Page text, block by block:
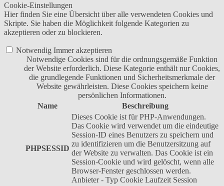
Cookie-Einstellungen
Hier finden Sie eine Übersicht über alle verwendeten Cookies und
Skripte. Sie haben die Möglichkeit folgende Kategorien zu
akzeptieren oder zu blockieren.
Notwendig Immer akzeptieren
Notwendige Cookies sind für die ordnungsgemäße Funktion
der Website erforderlich. Diese Kategorie enthält nur Cookies,
die grundlegende Funktionen und Sicherheitsmerkmale der
Website gewährleisten. Diese Cookies speichern keine
persönlichen Informationen.
Name
Beschreibung
PHPSESSID
Dieses Cookie ist für PHP-Anwendungen.
Das Cookie wird verwendet um die eindeutige
Session-ID eines Benutzers zu speichern und
zu identifizieren um die Benutzersitzung auf
der Website zu verwalten. Das Cookie ist ein
Session-Cookie und wird gelöscht, wenn alle
Browser-Fenster geschlossen werden.
Anbieter - Typ Cookie Laufzeit Session